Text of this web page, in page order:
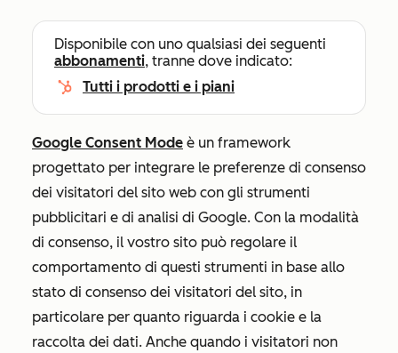
Disponibile con uno qualsiasi dei seguenti
abbonamenti, tranne dove indicato:
Tutti i prodotti e i piani
Google Consent Mode è un framework
progettato per integrare le preferenze di consenso
dei visitatori del sito web con gli strumenti
pubblicitari e di analisi di Google. Con la modalità
di consenso, il vostro sito può regolare il
comportamento di questi strumenti in base allo
stato di consenso dei visitatori del sito, in
particolare per quanto riguarda i cookie e la
raccolta dei dati. Anche quando i visitatori non